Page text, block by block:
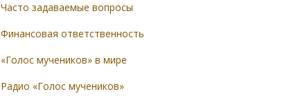
Часто задаваемые вопросы
Финансовая ответственность
«Голос мучеников» в мире
Радио «Голос мучеников»